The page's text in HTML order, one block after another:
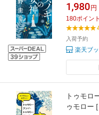
1,980 円
180ポイント
入荷予約
楽天ブ
トゥモロ
ゥモロー